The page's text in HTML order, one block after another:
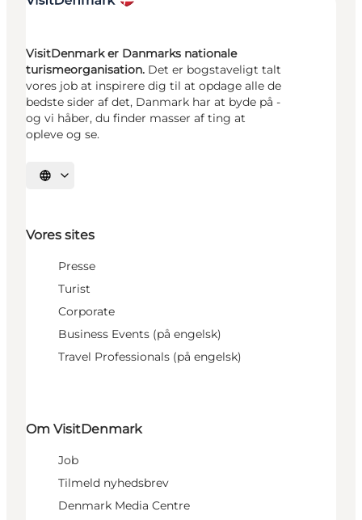
VisitDenmark er Danmarks nationale
turismeorganisation. Det er bogstaveligt talt
vores job at inspirere dig til at opdage alle de
bedste sider af det, Danmark har at byde på -
og vi håber, du finder masser af ting at
opleve og se.
Vælg sprog
Vores sites
Presse
Turist
Corporate
Business Events (på engelsk)
Travel Professionals (på engelsk)
Om VisitDenmark
Job
Tilmeld nyhedsbrev
Denmark Media Centre